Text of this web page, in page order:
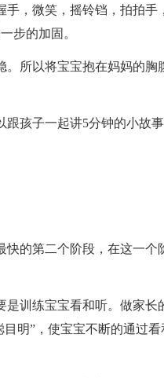
手，微笑，摇铃铛，拍拍
步的加固。
。所以将宝宝抱在妈妈的胸
跟孩子一起讲5分钟的小故
快的第二个阶段，在这一
是训练宝宝看和听。做家
明”，使宝宝不断的通过